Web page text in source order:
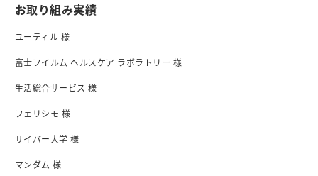
お取り組み実績
ユーティル 様
富士フイルム ヘルスケア ラボラトリー 様
生活総合サービス 様
フェリシモ 様
サイバー大学 様
マンダム 様